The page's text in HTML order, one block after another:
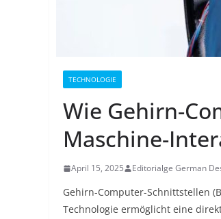
TECHNOLOGIE
Wie Gehirn-
Maschine-
April 15, 2025 Editorialge German
Gehirn-Computer-Schnittstellen
Technologie ermöglicht eine